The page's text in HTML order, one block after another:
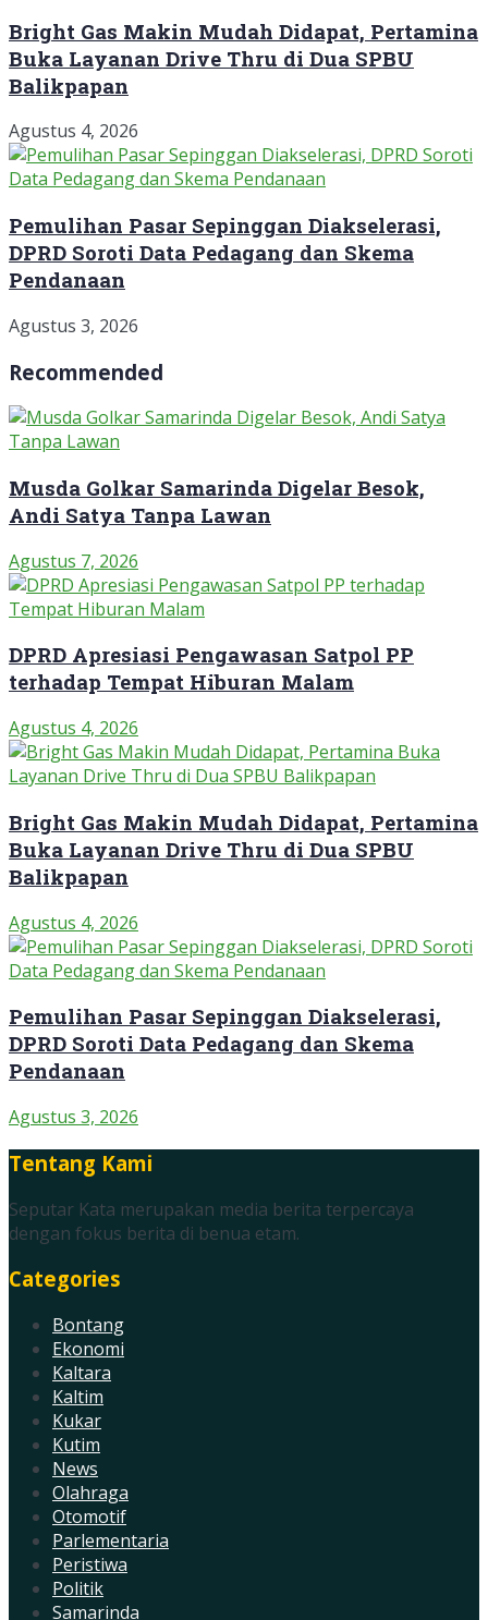
Bright Gas Makin Mudah Didapat, Pertamina
Buka Layanan Drive Thru di Dua SPBU
Balikpapan
Agustus 4, 2026
Pemulihan Pasar Sepinggan Diakselerasi,
DPRD Soroti Data Pedagang dan Skema
Pendanaan
Agustus 3, 2026
Recommended
Musda Golkar Samarinda Digelar Besok,
Andi Satya Tanpa Lawan
Agustus 7, 2026
DPRD Apresiasi Pengawasan Satpol PP
terhadap Tempat Hiburan Malam
Agustus 4, 2026
Bright Gas Makin Mudah Didapat, Pertamina
Buka Layanan Drive Thru di Dua SPBU
Balikpapan
Agustus 4, 2026
Pemulihan Pasar Sepinggan Diakselerasi,
DPRD Soroti Data Pedagang dan Skema
Pendanaan
Agustus 3, 2026
Tentang Kami
Seputar Kata merupakan media berita terpercaya
dengan fokus berita di benua etam.
Categories
Bontang
Ekonomi
Kaltara
Kaltim
Kukar
Kutim
News
Olahraga
Otomotif
Parlementaria
Peristiwa
Politik
Samarinda